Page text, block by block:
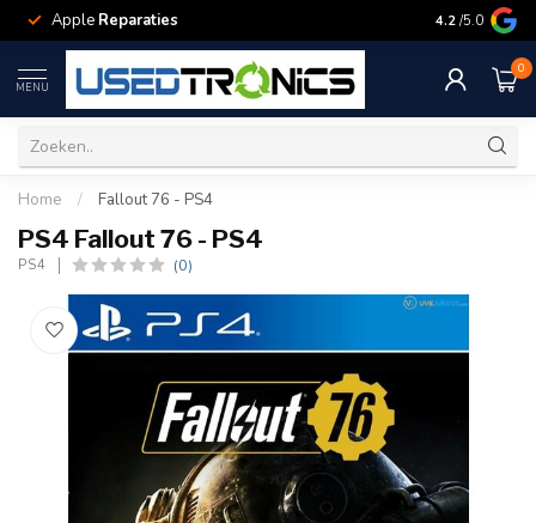
Apple Reparaties Samsung
4.2 /5.0
MENU
0
Home / Fallout 76 - PS4
PS4 Fallout 76 - PS4
PS4 (0)